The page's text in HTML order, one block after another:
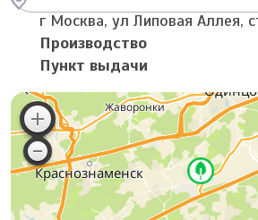
г Москва, ул Липовая Аллея,
Производство
Пункт выдачи